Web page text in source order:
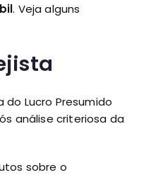
. Veja alguns
do Lucro Presumido
análise criteriosa da
sobre o